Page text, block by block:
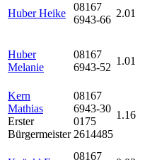
Huber Heike
08167
6943-66
2.01
Huber
Melanie
08167
6943-52
1.01
Kern
Mathias
Erster
Bürgermeister
08167
6943-30
0175
2614485
1.16
08167